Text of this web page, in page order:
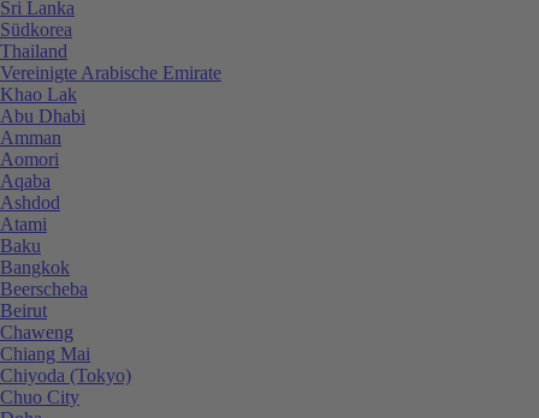
Sri Lanka
Südkorea
Thailand
Vereinigte Arabische Emirate
Khao Lak
Abu Dhabi
Amman
Aomori
Aqaba
Ashdod
Atami
Baku
Bangkok
Beerscheba
Beirut
Chaweng
Chiang Mai
Chiyoda (Tokyo)
Chuo City